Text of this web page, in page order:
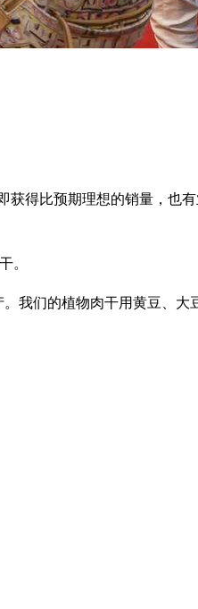
得比预期理想的销量，也
。
我们的植物肉干用黄豆、大